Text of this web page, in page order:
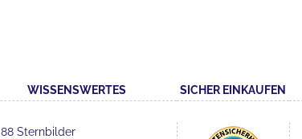
WISSENSWERTES
88 Sternbilder
SICHER EINKAUFEN